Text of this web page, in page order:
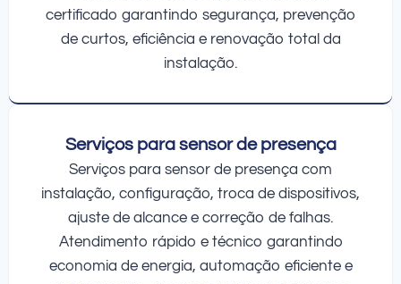
certificado garantindo segurança, prevenção
de curtos, eficiência e renovação total da
instalação.
Serviços para sensor de presença
Serviços para sensor de presença com
instalação, configuração, troca de dispositivos,
ajuste de alcance e correção de falhas.
Atendimento rápido e técnico garantindo
economia de energia, automação eficiente e